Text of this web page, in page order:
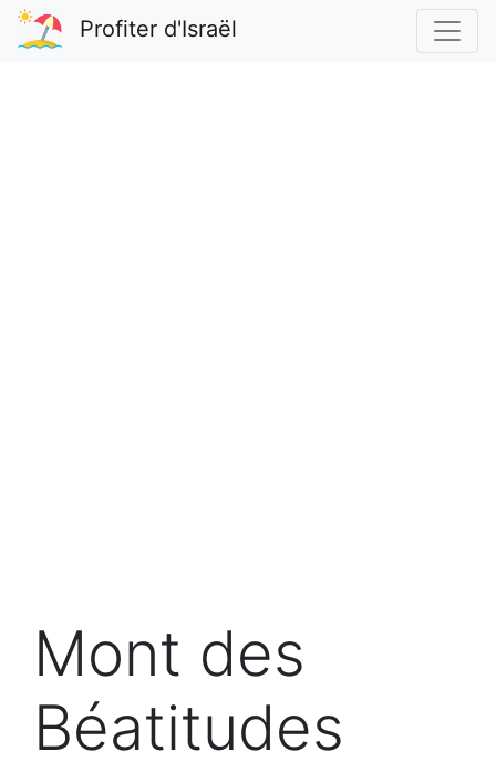
Profiter d'Israël
Mont des
Béatitudes